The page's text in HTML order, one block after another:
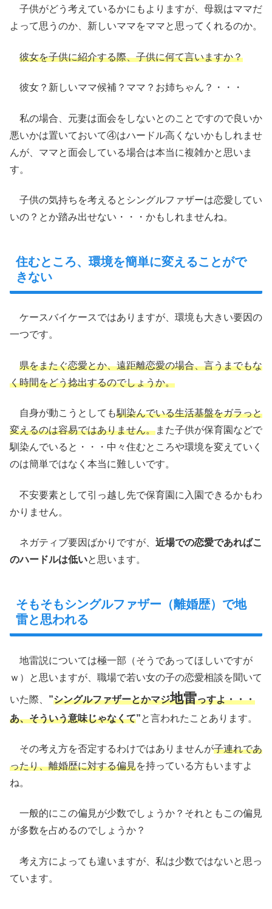
子供がどう考えているかにもよりますが、母親はママだ
よって思うのか、新しいママをママと思ってくれるのか。
彼女を子供に紹介する際、子供に何て言いますか？
彼女？新しいママ候補？ママ？お姉ちゃん？・・・
私の場合、元妻は面会をしないとのことですので良いか
悪いかは置いておいて④はハードル高くないかもしれませ
んが、ママと面会している場合は本当に複雑かと思いま
す。
子供の気持ちを考えるとシングルファザーは恋愛してい
いの？とか踏み出せない・・・かもしれませんね。
住むところ、環境を簡単に変えることがで
きない
ケースバイケースではありますが、環境も大きい要因の
一つです。
県をまたぐ恋愛とか、遠距離恋愛の場合、言うまでもな
く時間をどう捻出するのでしょうか。
自身が動こうとしても馴染んでいる生活基盤をガラっと
変えるのは容易ではありません。また子供が保育園などで
馴染んでいると・・・中々住むところや環境を変えていく
のは簡単ではなく本当に難しいです。
不安要素として引っ越し先で保育園に入園できるかもわ
かりません。
ネガティブ要因ばかりですが、 近場での恋愛であればこ
のハードルは低いと思います。
そもそもシングルファザー（離婚歴）で地
雷と思われる
地雷説については極一部（そうであってほしいですが
ｗ）と思いますが、職場で若い女の子の恋愛相談を聞いて
いた際、 ”シングルファザーとかマジ地雷っすよ・・・
あ、そういう意味じゃなくて”と言われたことあります。
その考え方を否定するわけではありませんが子連れであ
ったり、離婚歴に対する偏見を持っている方もいますよ
ね。
一般的にこの偏見が少数でしょうか？それともこの偏見
が多数を占めるのでしょうか？
考え方によっても違いますが、私は少数ではないと思っ
ています。